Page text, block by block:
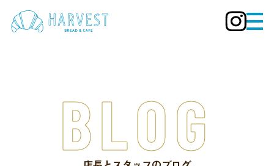
BLOG